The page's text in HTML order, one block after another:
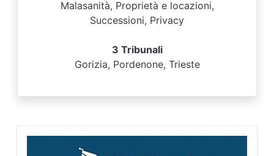
Malasanità, Proprietà e locazioni,
Successioni, Privacy
3 Tribunali
Gorizia, Pordenone, Trieste